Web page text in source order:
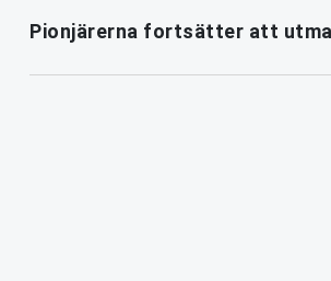
Pionjärerna fortsätter att